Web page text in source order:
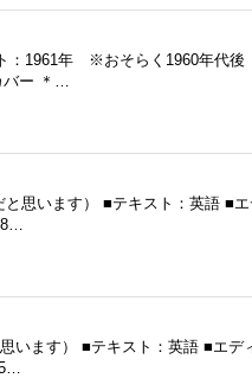
：1961年 ※おそらく1960年代後
バー ＊…
思います） ■テキスト：英語 ■
います） ■テキスト：英語 ■エデ